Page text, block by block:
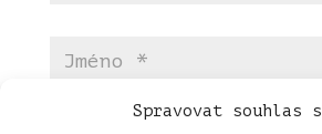
Spravovat souhlas s